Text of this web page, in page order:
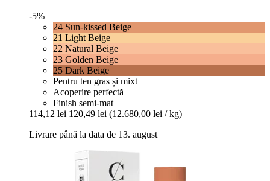
-5%
24 Sun-kissed Beige
21 Light Beige
22 Natural Beige
23 Golden Beige
25 Dark Beige
Pentru ten gras și mixt
Acoperire perfectă
Finish semi-mat
114,12 lei 120,49 lei (12.680,00 lei / kg)
Livrare până la data de 13. august